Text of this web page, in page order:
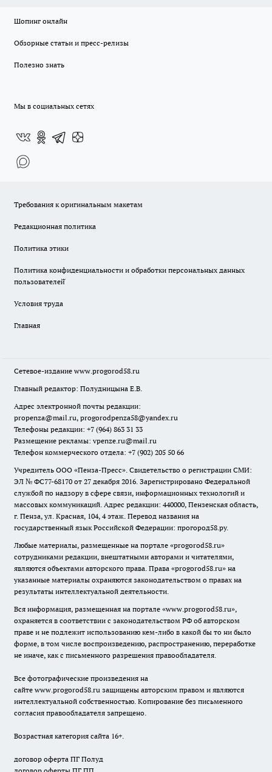
Шопинг онлайн
Обзорные статьи и пресс-релизы
Полезно знать
Мы в социальных сетях
Требования к оригинальным макетам
Редакционная политика
Политика этики
Политика конфиденциальности и обработки персональных данных
пользователей̆
Условия труда
Главная
Сетевое-издание www.progorod58.ru
Главный редактор: Полудницына Е.В.
Адрес электронной почты редакции:
propenza@mail.ru, progorodpenza58@yandex.ru
Телефоны редакции: +7 (964) 863 31 33
Размещение рекламы: vpenze.ru@mail.ru
Телефон коммерческого отдела: +7 (902) 205 50 66
Учредитель ООО «Пенза-Пресс». Свидетельство о регистрации СМИ:
ЭЛ № ФС77-68170 от 27 декабря 2016. Зарегистрировано Федеральной
службой по надзору в сфере связи, информационных технологий и
массовых коммуникаций. Адрес редакции: 440000, Пензенская область,
г. Пенза, ул. Красная, 104, 4 этаж. Перевод названия на
государственный язык Российской Федерации: прогород58.ру.
Любые материалы, размещенные на портале «progorod58.ru»
сотрудниками редакции, внештатными авторами и читателями,
являются объектами авторского права. Права «progorod58.ru» на
указанные материалы охраняются законодательством о правах на
результаты интеллектуальной деятельности.
Вся информация, размещенная на портале «www.progorod58.ru»,
охраняется в соответствии с законодательством РФ об авторском
праве и не подлежит использованию кем-либо в какой бы то ни было
форме, в том числе воспроизведению, распространению, переработке
не иначе, как с письменного разрешения правообладателя.
Все фотографические произведения на
сайте www.progorod58.ru защищены авторским правом и являются
интеллектуальной собственностью. Копирование без письменного
согласия правообладателя запрещено.
Возрастная категория сайта 16+.
договор оферта ПГ Полуд